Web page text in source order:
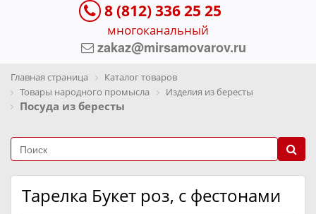
8 (812) 336 25 25
многоканальный
zakaz@mirsamovarov.ru
Главная страница
Каталог товаров
Товары народного промысла
Изделия из бересты
Посуда из бересты
Тарелка Букет роз, с фестонами